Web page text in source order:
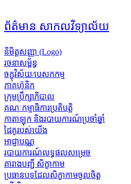
ព័ត៌មាន សាកលវិទ្យាល័យ
និមិត្តសញ្ញា (Logo)
រចនាសម្ព័ន្ធ
ចក្ខុវិស័យ/បេសកកម្ម
ភាគហ៊ុនិក
ក្រុមប្រឹក្សាភិបាល
គណៈកម្មាធិការប្រតិបត្តិ
កាតាឡុក និងរបាយការណ៍ប្រចាំឆ្នាំ
ដៃគូរបស់យើង
អាជ្ញាបណ្ណ
របាយការណ៍លទ្ធផលសម្រេច
តារាងបញ្ជី សិក្ខាកាម
ប្រធានបទដែលសិក្ខាកាមចូលចិត្ត